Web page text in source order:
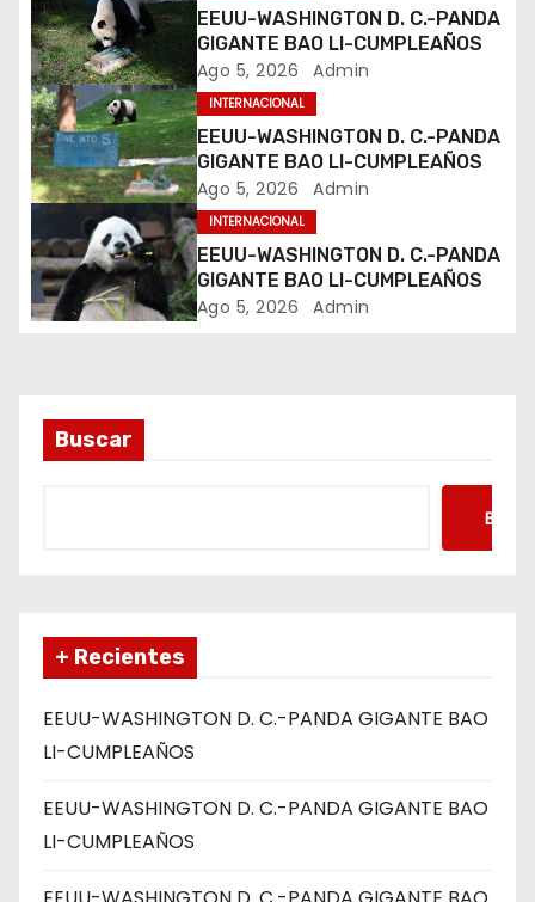
d
e
e
n
t
r
a
a
s
EEUU-WASHINGTON D. C.-PANDA
GIGANTE BAO LI-CUMPLEAÑOS
Ago 5, 2026 Admin
INTERNACIONAL
EEUU-WASHINGTON D. C.-PANDA
GIGANTE BAO LI-CUMPLEAÑOS
Ago 5, 2026 Admin
INTERNACIONAL
EEUU-WASHINGTON D. C.-PANDA
GIGANTE BAO LI-CUMPLEAÑOS
Ago 5, 2026 Admin
Buscar
+ Recientes
EEUU-WASHINGTON D. C.-PANDA GIGANTE BAO
LI-CUMPLEAÑOS
EEUU-WASHINGTON D. C.-PANDA GIGANTE BAO
LI-CUMPLEAÑOS